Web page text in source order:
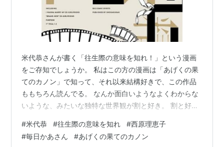
米代恭さんが書く「往生際の意味を知れ！」という漫画
をご存知でしょうか。 私はこの方の漫画は「あげくの果
てのカノン」で知って、それ以来結構好きで、この作品
ももちろん読んでる。 なんか面白いようなよくわからな
いような、みたいな独特な世界観が割と好き。 割と好き
オチがババーン！っとあるわけじゃないから人にはあん
まり勧めにくい。 じわじわと続きが気になる、みたいな
#米代恭 #往生際の意味を知れ #西原理恵子
#毎日かあさん #あげくの果てのカノン